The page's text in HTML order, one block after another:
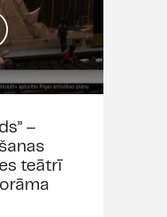
teksta autors
–
teātrī